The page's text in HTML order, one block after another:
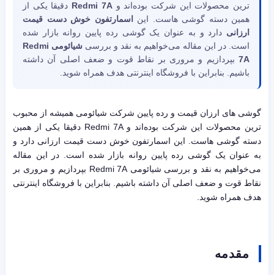
ترین محصولات این شرکت بوده‌اند وRedmi 7A دقیقا یکی از
همین دسته گوشی هاست. این
اسمارتفون خوش دست قیمت
ارزانی دارد و به عنوان یک گوشی رده پایین روانه بازار شده
است. در این مقاله می‌خواهیم به نقد و بررسی
شیائومی Redmi
7A بپردازیم و مروری بر نقاط قوت و ضعف اصلی آن داشته
باشیم. بنابراین با فروشگاه اینترنتی هدف همراه شوید.
گوشی های ارزان قیمت و رده پایین شرکت شیائومی همیشه از محبوب
ترین محصولات این شرکت بوده‌اند و Redmi 7A دقیقا یکی از همین
دسته گوشی هاست. این اسمارتفون خوش دست قیمت ارزانی دارد و
به عنوان یک گوشی رده پایین روانه بازار شده است. در این مقاله
می‌خواهیم به نقد و بررسی شیائومی Redmi 7A بپردازیم و مروری بر
نقاط قوت و ضعف اصلی آن داشته باشیم. بنابراین با فروشگاه اینترنتی
هدف همراه شوید.
مقدمه